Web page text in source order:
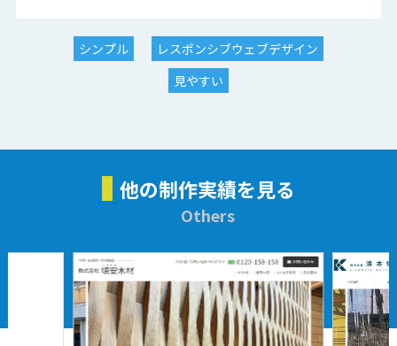
シンプル
レスポンシブウェブデザイン
見やすい
他の制作実績を見る
Others